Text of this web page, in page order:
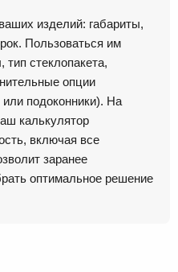
изделий: габариты,
Пользоваться им
стеклопакета,
опции
подоконники). На
калькулятор
включая все
заранее
оптимальное решение